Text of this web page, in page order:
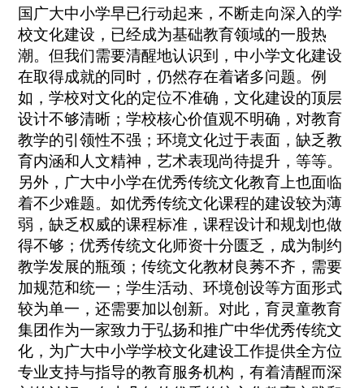
国广大中小学早已行动起来，不断走向深入的学
校文化建设，已经成为基础教育领域的一股热
潮。但我们需要清醒地认识到，中小学文化建设
在取得成就的同时，仍然存在着诸多问题。例
如，学校对文化的定位不准确，文化建设的顶层
设计不够清晰；学校核心价值观不明确，对教育
教学的引领性不强；环境文化过于表面，缺乏教
育内涵和人文精神，艺术表现尚待提升，等等。
另外，广大中小学在优秀传统文化教育上也面临
着不少难题。如优秀传统文化课程的建设较为薄
弱，缺乏权威的课程标准，课程设计和规划也做
得不够；优秀传统文化师资十分匮乏，成为制约
教学发展的瓶颈；传统文化教材良莠不齐，需要
加规范和统一；学生活动、环境创设等方面形式
较为单一，还需要加以创新。对此，育灵童教育
集团作为一家致力于弘扬和推广中华优秀传统文
化，为广大中小学学校文化建设工作提供全方位
专业支持与指导的教育服务机构，有着清醒而深